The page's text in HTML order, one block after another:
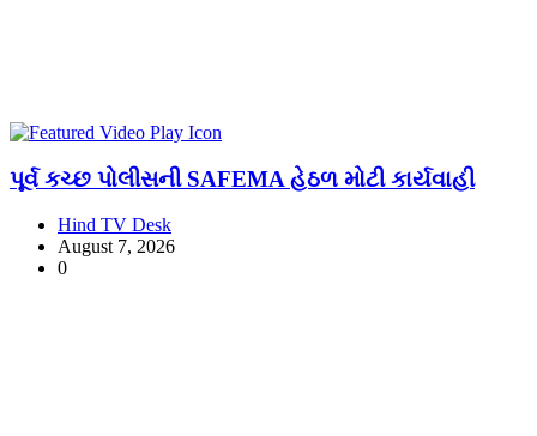
પૂર્વ કચ્છ પોલીસની SAFEMA હેઠળ મોટી કાર્યવાહી
Hind TV Desk
August 7, 2026
0